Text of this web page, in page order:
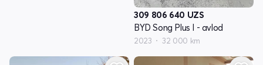
309 806 640 UZS
BYD Song Plus I - avlod
2023 32 000 km